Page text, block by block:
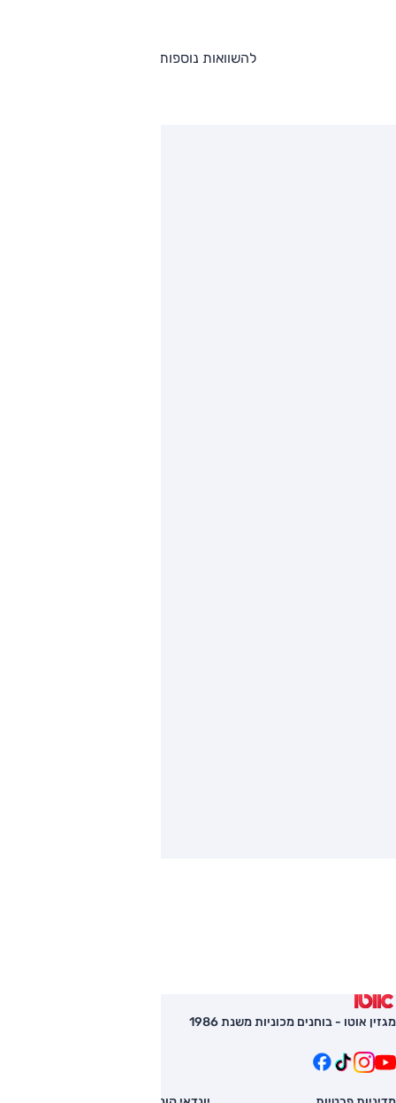
להשוואות נוספות
מגזין אוטו - בוחנים מכוניות משנת 1986